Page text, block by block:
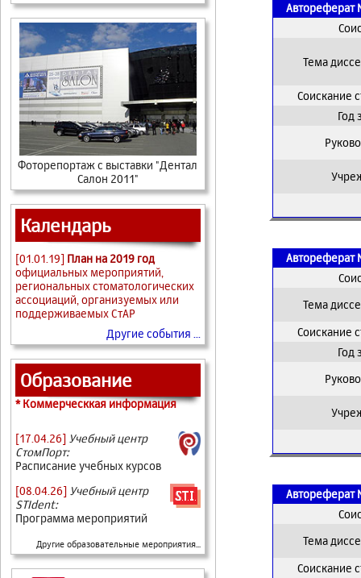
Фоторепортаж с выставки "Дентал
Салон 2011"
Календарь
[01.01.19] План на 2019 год
официальных мероприятий,
региональных стоматологических
ассоциаций, организуемых или
поддерживаемых СтАР
Другие события ...
Образование
* Коммерческкая информация
[17.04.26] Учебный центр
СтомПорт:
Расписание учебных курсов
[08.04.26] Учебный центр
STIdent:
Программа мероприятий
Другие образовательные мероприятия...
Автореферат
Тема
Соискание
Год
Автореферат
Тема
Соискание
Год
Автореферат
Тема
Соискание